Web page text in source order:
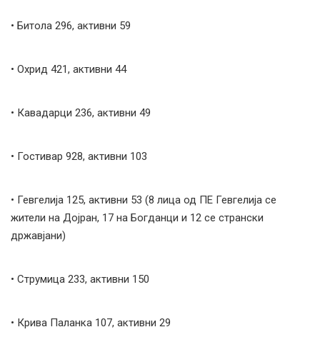
• Битола 296, активни 59
• Охрид 421, активни 44
• Кавадарци 236, активни 49
• Гостивар 928, активни 103
• Гевгелија 125, активни 53 (8 лица од ПЕ Гевгелија се
жители на Дојран, 17 на Богданци и 12 се странски
државјани)
• Струмица 233, активни 150
• Крива Паланка 107, активни 29